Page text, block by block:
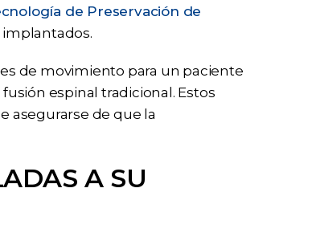
de Preservación de
implantados.
de movimiento para un paciente
espinal tradicional. Estos
asegurarse de que la
A SU